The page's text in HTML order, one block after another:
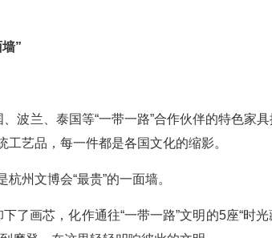
”
波兰、泰国等“一带一路”合作伙伴的特色家
艺品，每一件都是各国文化的缩影。
州文博会“最贵”的一面墙。
了画芯，化作通往“一带一路”文明的5座“时